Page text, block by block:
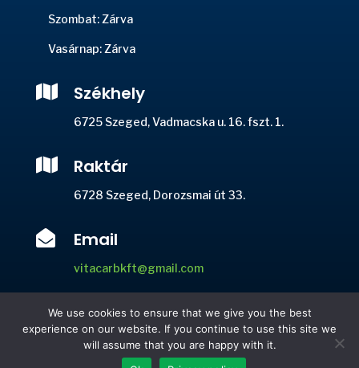
Szombat: Zárva
Vasárnap: Zárva
 Székhely
6725 Szeged, Vadmacska u. 16. fszt. 1.
 Raktár
6728 Szeged, Dorozsmai út 33.
 Email
vitacarbkft@gmail.com
 Telefon
+36 20 946 7615
Minden jog fenntartva © 2026
We use cookies to ensure that we give you the best
experience on our website. If you continue to use this site we
will assume that you are happy with it.